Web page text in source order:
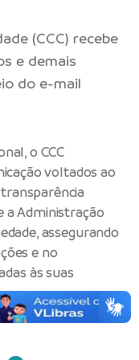
(CCC) recebe
e demais
do e-mail
o CCC
voltados ao
a Administração
assegurando
e no
às suas